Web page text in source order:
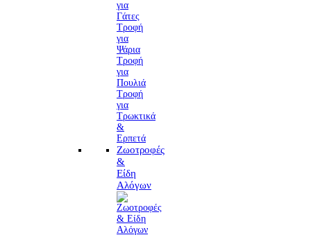
για
Γάτες
Τροφή
για
Ψάρια
Τροφή
για
Πουλιά
Τροφή
για
Τρωκτικά
&
Ερπετά
Ζωοτροφές
&
Είδη
Αλόγων